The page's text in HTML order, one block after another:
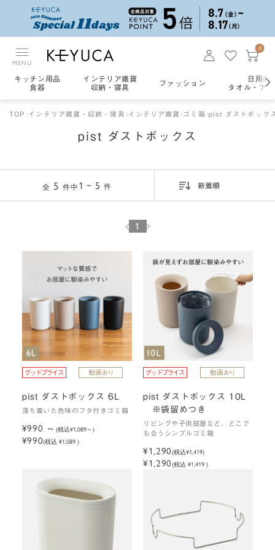
MENU
0
キッチン用品
食器
インテリア雑貨
収納・寝具
ファッション
日用雑
タオル・ア
TOP インテリア雑貨・収納・寝具 インテリア雑貨 ゴミ箱 pist ダストボック
pist ダストボックス
全 5 件中1 ~ 5 件
1
新着順
pist ダストボックス 6L
落ち着いた色味のフタ付きゴミ箱
¥990 (税込¥1,089 )
¥990(税込 ¥1,089 )
pist ダストボックス 10L
※袋留めつき
リビングや子供部屋など、どこで
も合うシンプルゴミ箱
¥1,290(税込¥1,419)
¥1,290(税込 ¥1,419 )